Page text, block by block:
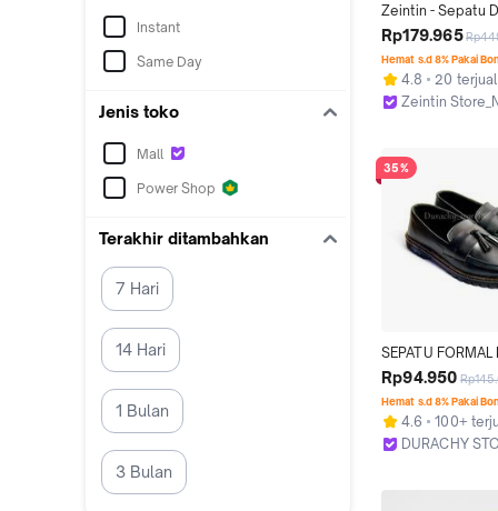
Instant
Same Day
Jenis toko
Mall
Power Shop
Terakhir ditambahkan
7 Hari
14 Hari
1 Bulan
3 Bulan
Zeintin - Sepatu
Formal Loapers
Wanita KH flat
lecet
Rp179.965
Hemat s.d 8% Pakai
4.8
20 terjual
Zeintin
35%
SEPATU FORMAL
CASUAL
KULIT HITAM |
oxford docmart
korean style
Rp94.950
Hemat s.d 8% Pakai
4.6
100+
DURACHY